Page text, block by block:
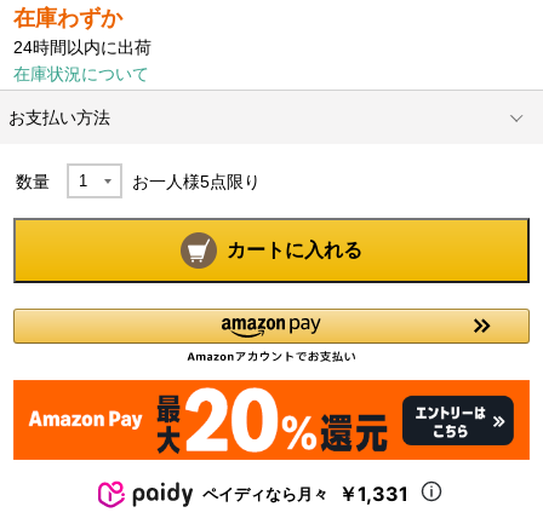
在庫わずか
24時間以内に出荷
在庫状況について
お支払い方法
数量 お一人様5点限り
カートに入れる
ペイディなら月々 ￥1,331